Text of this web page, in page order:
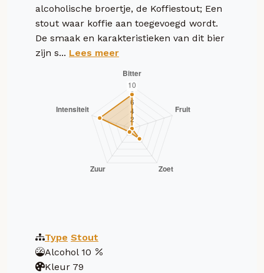
alcoholische broertje, de Koffiestout; Een
stout waar koffie aan toegevoegd wordt.
De smaak en karakteristieken van dit bier
zijn s... Lees meer
Type Stout
Alcohol 10
Kleur 79